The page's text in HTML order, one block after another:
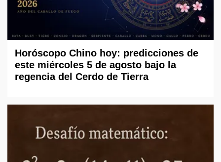
Horóscopo Chino hoy: predicciones de
este miércoles 5 de agosto bajo la
regencia del Cerdo de Tierra